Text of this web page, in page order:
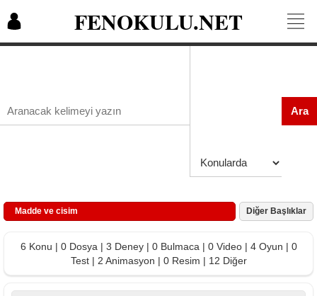
FENOKULU.NET
Ara
Madde ve cisim Diğer Başlıklar
6 Konu | 0 Dosya | 3 Deney | 0 Bulmaca | 0 Video | 4 Oyun | 0
Test | 2 Animasyon | 0 Resim | 12 Diğer